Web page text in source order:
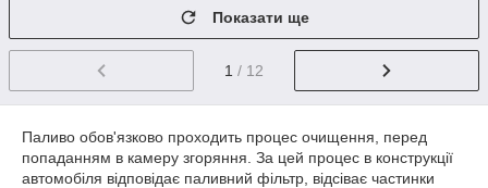
Показати ще
1 / 12
Паливо обов'язково проходить процес очищення, перед
попаданням в камеру згоряння. За цей процес в конструкції
автомобіля відповідає паливний фільтр, відсіває частинки